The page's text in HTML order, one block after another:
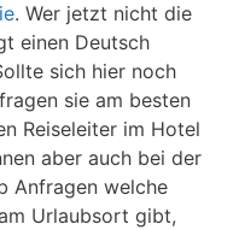
. Wer jetzt nicht die
einen Deutsch
sich hier noch
sie am besten
Reiseleiter im Hotel
aber auch bei der
Anfragen welche
Urlaubsort gibt,